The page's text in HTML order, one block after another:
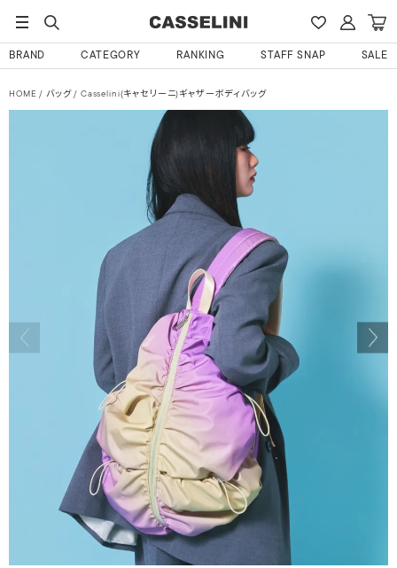
BRAND CATEGORY RANKING STAFF SNAP SALE
HOME バッグ Casselini(キャセリーニ)ギャザーボディバッグ